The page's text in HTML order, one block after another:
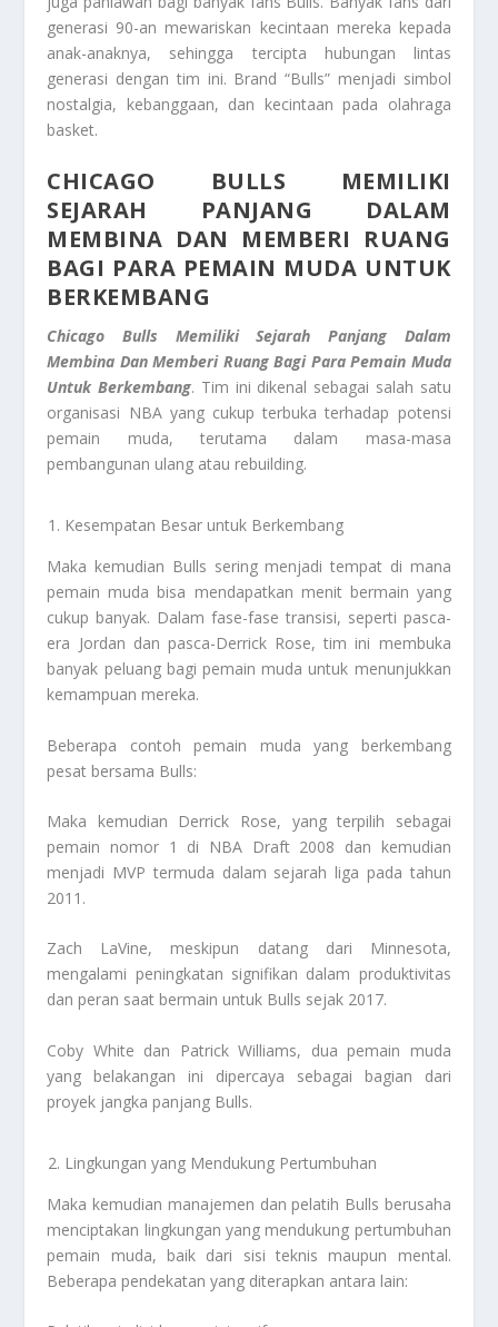
generasi 90-an mewariskan kecintaan mereka kepada
anak-anaknya, sehingga tercipta hubungan lintas
generasi dengan tim ini. Brand “Bulls” menjadi simbol
nostalgia, kebanggaan, dan kecintaan pada olahraga
basket.
CHICAGO BULLS MEMILIKI
SEJARAH PANJANG DALAM
MEMBINA DAN MEMBERI RUANG
BAGI PARA PEMAIN MUDA UNTUK
BERKEMBANG
Chicago Bulls Memiliki Sejarah Panjang Dalam
Membina Dan Memberi Ruang Bagi Para Pemain Muda
Untuk Berkembang. Tim ini dikenal sebagai salah satu
organisasi NBA yang cukup terbuka terhadap potensi
pemain muda, terutama dalam masa-masa
pembangunan ulang atau rebuilding.
Kesempatan Besar untuk Berkembang
Maka kemudian Bulls sering menjadi tempat di mana
pemain muda bisa mendapatkan menit bermain yang
cukup banyak. Dalam fase-fase transisi, seperti pasca-
era Jordan dan pasca-Derrick Rose, tim ini membuka
banyak peluang bagi pemain muda untuk menunjukkan
kemampuan mereka.
Beberapa contoh pemain muda yang berkembang
pesat bersama Bulls:
Maka kemudian Derrick Rose, yang terpilih sebagai
pemain nomor 1 di NBA Draft 2008 dan kemudian
menjadi MVP termuda dalam sejarah liga pada tahun
2011.
Zach LaVine, meskipun datang dari Minnesota,
mengalami peningkatan signifikan dalam produktivitas
dan peran saat bermain untuk Bulls sejak 2017.
Coby White dan Patrick Williams, dua pemain muda
yang belakangan ini dipercaya sebagai bagian dari
proyek jangka panjang Bulls.
Lingkungan yang Mendukung Pertumbuhan
Maka kemudian manajemen dan pelatih Bulls berusaha
menciptakan lingkungan yang mendukung pertumbuhan
pemain muda, baik dari sisi teknis maupun mental.
Beberapa pendekatan yang diterapkan antara lain: